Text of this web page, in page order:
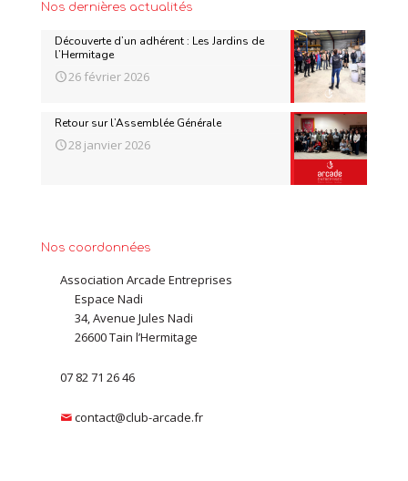
Nos dernières actualités
Découverte d’un adhérent : Les Jardins de
l’Hermitage
26 février 2026
Retour sur l’Assemblée Générale
28 janvier 2026
Nos coordonnées
Association Arcade Entreprises
Espace Nadi
34, Avenue Jules Nadi
26600 Tain l’Hermitage
07 82 71 26 46
contact@club-arcade.fr